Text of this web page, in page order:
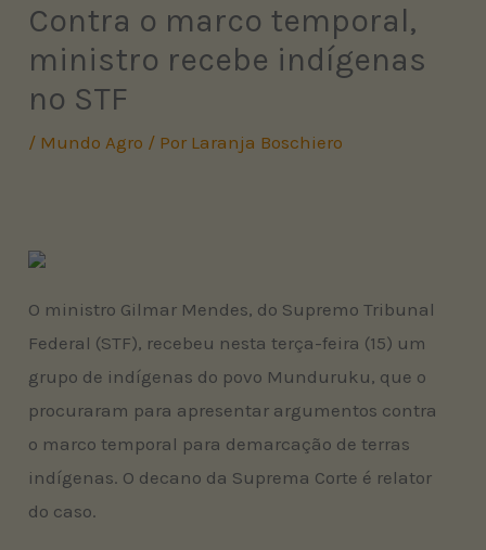
Contra o marco temporal,
ministro recebe indígenas
no STF
/ Mundo Agro / Por Laranja Boschiero
O ministro Gilmar Mendes, do Supremo Tribunal
Federal (STF), recebeu nesta terça-feira (15) um
grupo de indígenas do povo Munduruku, que o
procuraram para apresentar argumentos contra
o marco temporal para demarcação de terras
indígenas. O decano da Suprema Corte é relator
do caso.